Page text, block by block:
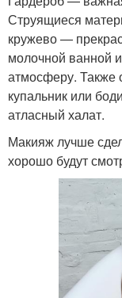
Струящиеся
кружево —
молочной ванной
атмосферу. Также
купальник или
атласный халат.
Макияж лучше
хорошо будут